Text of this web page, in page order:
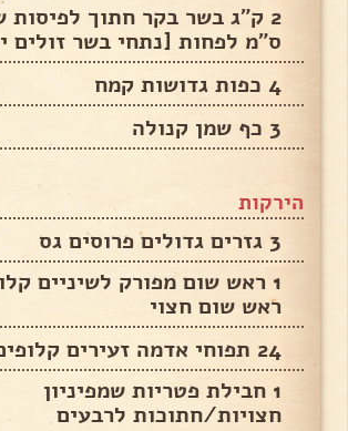
ס"מ לפחות [נתחי בשר זולים
4 כפות גדושות קמח
3 כף שמן קנולה
הירקות
3 גזרים גדולים פרוסים גס
1 ראש שום מפורק לשיניים
ראש שום חצוי
24 תפוחי אדמה זעירים קלופים
1 חבילת פטריות שמפיניון
חצויות/חתוכות לרבעים